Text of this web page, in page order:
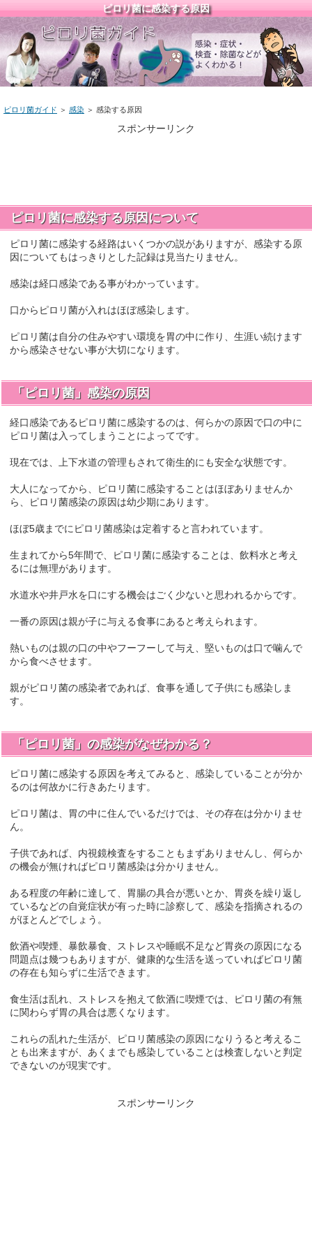
ピロリ菌に感染する原因
ピロリ菌ガイド ＞ 感染 ＞ 感染する原因
スポンサーリンク
ピロリ菌に感染する原因について
ピロリ菌に感染する経路はいくつかの説がありますが、感染する原
因についてもはっきりとした記録は見当たりません。
感染は経口感染である事がわかっています。
口からピロリ菌が入れはほぼ感染します。
ピロリ菌は自分の住みやすい環境を胃の中に作り、生涯い続けます
から感染させない事が大切になります。
「ピロリ菌」感染の原因
経口感染であるピロリ菌に感染するのは、何らかの原因で口の中に
ピロリ菌は入ってしまうことによってです。
現在では、上下水道の管理もされて衛生的にも安全な状態です。
大人になってから、ピロリ菌に感染することはほぼありませんか
ら、ピロリ菌感染の原因は幼少期にあります。
ほぼ5歳までにピロリ菌感染は定着すると言われています。
生まれてから5年間で、ピロリ菌に感染することは、飲料水と考え
るには無理があります。
水道水や井戸水を口にする機会はごく少ないと思われるからです。
一番の原因は親が子に与える食事にあると考えられます。
熱いものは親の口の中やフーフーして与え、堅いものは口で噛んで
から食べさせます。
親がピロリ菌の感染者であれば、食事を通して子供にも感染しま
す。
「ピロリ菌」の感染がなぜわかる？
ピロリ菌に感染する原因を考えてみると、感染していることが分か
るのは何故かに行きあたります。
ピロリ菌は、胃の中に住んでいるだけでは、その存在は分かりませ
ん。
子供であれば、内視鏡検査をすることもまずありませんし、何らか
の機会が無ければピロリ菌感染は分かりません。
ある程度の年齢に達して、胃腸の具合が悪いとか、胃炎を繰り返し
ているなどの自覚症状が有った時に診察して、感染を指摘されるの
がほとんどでしょう。
飲酒や喫煙、暴飲暴食、ストレスや睡眠不足など胃炎の原因になる
問題点は幾つもありますが、健康的な生活を送っていればピロリ菌
の存在も知らずに生活できます。
食生活は乱れ、ストレスを抱えて飲酒に喫煙では、ピロリ菌の有無
に関わらず胃の具合は悪くなります。
これらの乱れた生活が、ピロリ菌感染の原因になりうると考えるこ
とも出来ますが、あくまでも感染していることは検査しないと判定
できないのが現実です。
スポンサーリンク